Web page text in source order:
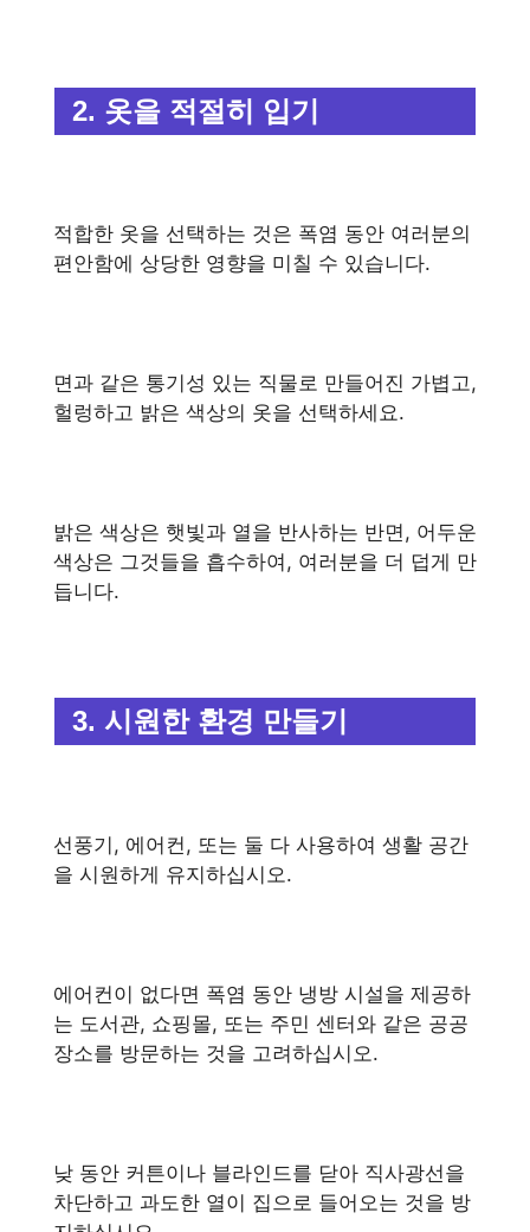
2. 옷을 적절히 입기
적합한 옷을 선택하는 것은 폭염 동안 여러분의
편안함에 상당한 영향을 미칠 수 있습니다.
면과 같은 통기성 있는 직물로 만들어진 가볍고,
헐렁하고 밝은 색상의 옷을 선택하세요.
밝은 색상은 햇빛과 열을 반사하는 반면, 어두운
색상은 그것들을 흡수하여, 여러분을 더 덥게 만
듭니다.
3. 시원한 환경 만들기
선풍기, 에어컨, 또는 둘 다 사용하여 생활 공간
을 시원하게 유지하십시오.
에어컨이 없다면 폭염 동안 냉방 시설을 제공하
는 도서관, 쇼핑몰, 또는 주민 센터와 같은 공공
장소를 방문하는 것을 고려하십시오.
낮 동안 커튼이나 블라인드를 닫아 직사광선을
차단하고 과도한 열이 집으로 들어오는 것을 방